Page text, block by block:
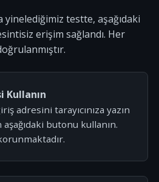
testte, aşağıdaki
erişim sağlandı. Her
Kullanın
adresini tarayıcınıza yazın
butonu kullanın.